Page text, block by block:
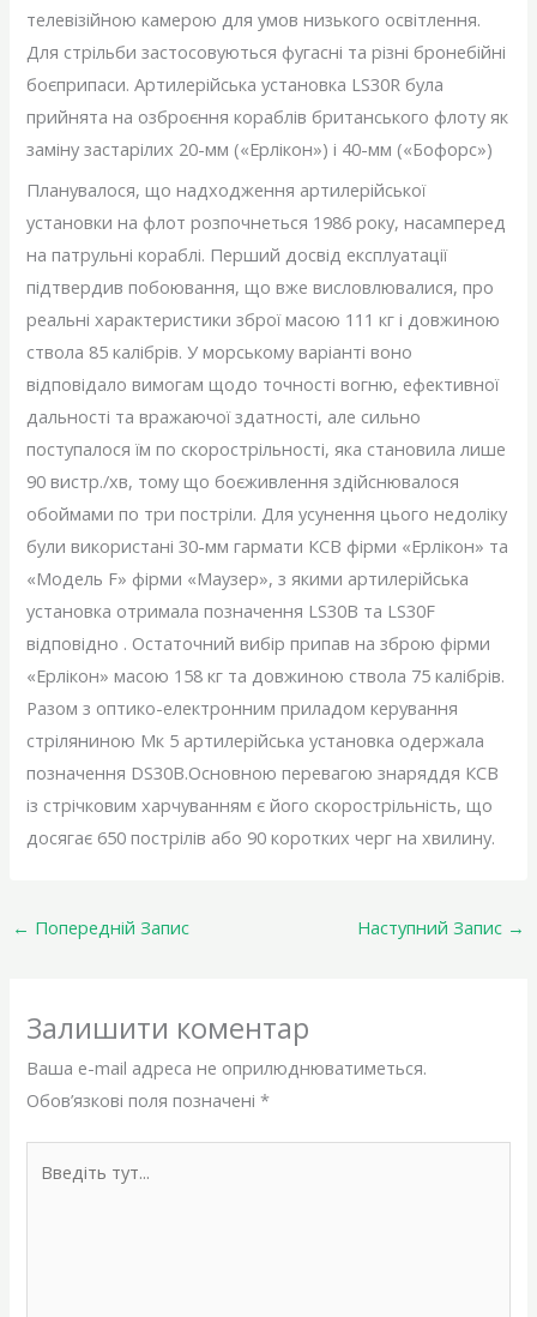
телевізійною камерою для умов низького освітлення.
Для стрільби застосовуються фугасні та різні бронебійні
боєприпаси. Артилерійська установка LS30R була
прийнята на озброєння кораблів британського флоту як
заміну застарілих 20-мм («Ерлікон») і 40-мм («Бофорс»)
Планувалося, що надходження артилерійської
установки на флот розпочнеться 1986 року, насамперед
на патрульні кораблі. Перший досвід експлуатації
підтвердив побоювання, що вже висловлювалися, про
реальні характеристики зброї масою 111 кг і довжиною
ствола 85 калібрів. У морському варіанті воно
відповідало вимогам щодо точності вогню, ефективної
дальності та вражаючої здатності, але сильно
поступалося їм по скорострільності, яка становила лише
90 вистр./хв, тому що боєживлення здійснювалося
обоймами по три постріли. Для усунення цього недоліку
були використані 30-мм гармати КСВ фірми «Ерлікон» та
«Модель F» фірми «Маузер», з якими артилерійська
установка отримала позначення LS30B та LS30F
відповідно . Остаточний вибір припав на зброю фірми
«Ерлікон» масою 158 кг та довжиною ствола 75 калібрів.
Разом з оптико-електронним приладом керування
стріляниною Мк 5 артилерійська установка одержала
позначення DS30B.Основною перевагою знаряддя КСВ
із стрічковим харчуванням є його скорострільність, що
досягає 650 пострілів або 90 коротких черг на хвилину.
← Попередній Запис Наступний Запис →
Залишити коментар
Ваша e-mail адреса не оприлюднюватиметься.
Обов’язкові поля позначені*